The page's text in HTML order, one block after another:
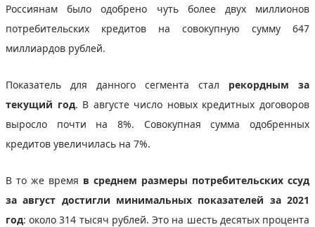
Россиянам было одобрено чуть более двух миллионов
потребительских кредитов на совокупную сумму 647
миллиардов рублей.
Показатель для данного сегмента стал рекордным за
текущий год. В августе число новых кредитных договоров
выросло почти на 8%. Совокупная сумма одобренных
кредитов увеличилась на 7%.
В то же время в среднем размеры потребительских ссуд
за август достигли минимальных показателей за 2021
год: около 314 тысяч рублей. Это на шесть десятых процента